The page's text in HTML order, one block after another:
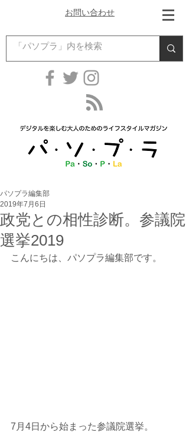
お問い合わせ
政党との相性診断。参議院
選挙2019
パソプラ編集部
2019年7月6日
こんにちは、パソプラ編集部です。
7月4日から始まった参議院選挙。